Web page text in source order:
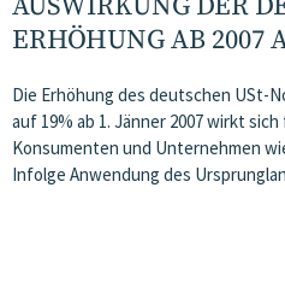
ERHÖHUNG AB 2007
Die Erhöhung des deutschen USt-
auf 19% ab 1. Jänner 2007 wirkt
Konsumenten und Unternehmen
Infolge Anwendung des